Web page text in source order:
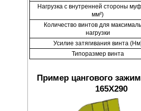
Нагрузка с внутренней стороны
мм²)
Количество винтов для
нагрузки
Усилие затягивания винта
Типоразмер винта
Пример цангового
165X290